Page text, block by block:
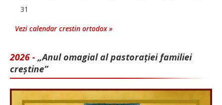
31
Vezi calendar crestin ortodox »
2026 - „Anul omagial al pastorației familiei
creștine”